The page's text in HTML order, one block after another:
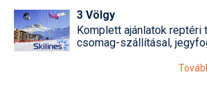
3 Völgy
Komplett ajánlatok reptéri
csomag-szállításal,